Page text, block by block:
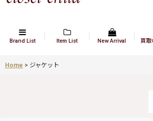
Brand List Item List New Arrival 買取
Home > ジャケット